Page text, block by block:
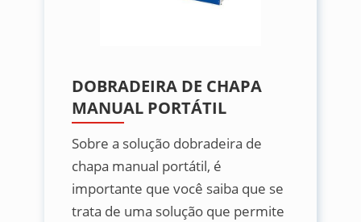
DOBRADEIRA DE CHAPA
MANUAL PORTÁTIL
Sobre a solução dobradeira de
chapa manual portátil, é
importante que você saiba que se
trata de uma solução que permite